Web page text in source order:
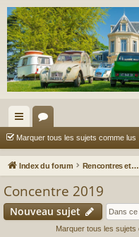
cc
ès
de
or
u
Marquer tous les sujets comme lus
Index du forum Rencontres et sorties
Concentre 2019
Nouveau sujet
Marquer tous les sujets